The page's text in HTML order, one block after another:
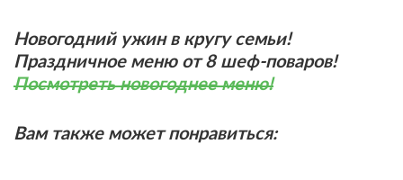
Новогодний ужин в кругу семьи!
Праздничное меню от 8 шеф-поваров!
Посмотреть новогоднее меню!
Вам также может понравиться: